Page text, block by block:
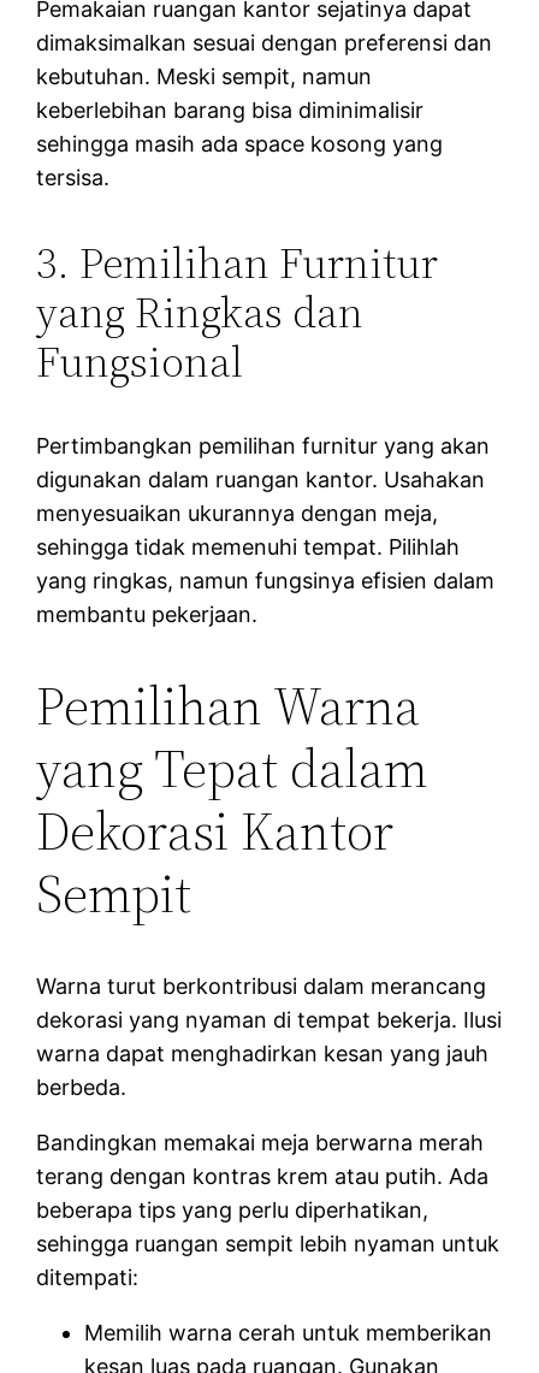
Pemakaian ruangan kantor sejatinya dapat
dimaksimalkan sesuai dengan preferensi dan
kebutuhan. Meski sempit, namun
keberlebihan barang bisa diminimalisir
sehingga masih ada space kosong yang
tersisa.
3. Pemilihan Furnitur
yang Ringkas dan
Fungsional
Pertimbangkan pemilihan furnitur yang akan
digunakan dalam ruangan kantor. Usahakan
menyesuaikan ukurannya dengan meja,
sehingga tidak memenuhi tempat. Pilihlah
yang ringkas, namun fungsinya efisien dalam
membantu pekerjaan.
Pemilihan Warna
yang Tepat dalam
Dekorasi Kantor
Sempit
Warna turut berkontribusi dalam merancang
dekorasi yang nyaman di tempat bekerja. Ilusi
warna dapat menghadirkan kesan yang jauh
berbeda.
Bandingkan memakai meja berwarna merah
terang dengan kontras krem atau putih. Ada
beberapa tips yang perlu diperhatikan,
sehingga ruangan sempit lebih nyaman untuk
ditempati:
Memilih warna cerah untuk memberikan
kesan luas pada ruangan. Gunakan